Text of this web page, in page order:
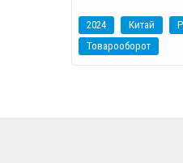
2024 Китай
Товарооборот